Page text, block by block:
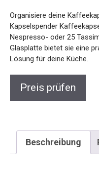
Organisiere deine
Kapselspender
Nespresso- oder 25
Glasplatte bietet sie eine
Lösung für deine Küche.
Preis prüfen
Beschreibung